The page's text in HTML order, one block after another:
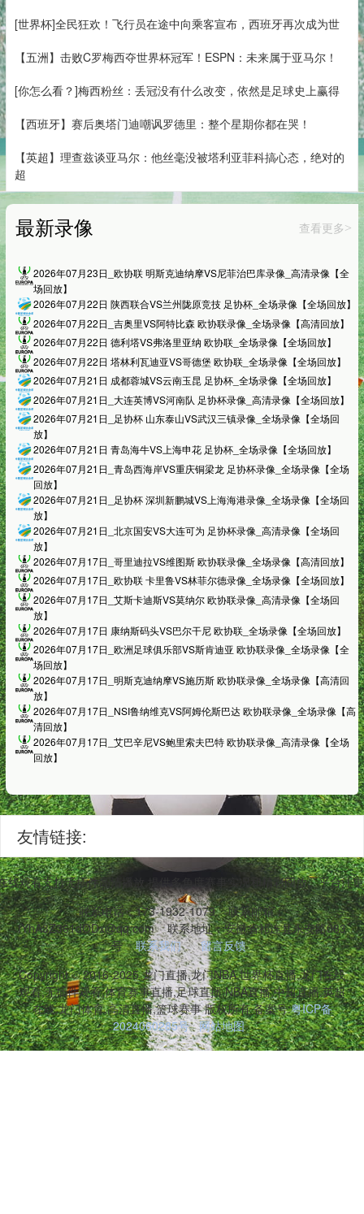
[世界杯]全民狂欢！飞行员在途中向乘客宣布，西班牙再次成为世
【五洲】击败C罗梅西夺世界杯冠军！ESPN：未来属于亚马尔！
[你怎么看？]梅西粉丝：丢冠没有什么改变，依然是足球史上赢得
【西班牙】赛后奥塔门迪嘲讽罗德里：整个星期你都在哭！
【英超】理查兹谈亚马尔：他丝毫没被塔利亚菲科搞心态，绝对的
超
最新录像 查看更多>
2026年07月23日_欧协联 明斯克迪纳摩VS尼菲治巴库录像_高清录像【全
场回放】
2026年07月22日 陕西联合VS兰州陇原竞技 足协杯_全场录像【全场回放】
2026年07月22日_吉奥里VS阿特比森 欧协联录像_全场录像【高清回放】
2026年07月22日 德利塔VS弗洛里亚纳 欧协联_全场录像【全场回放】
2026年07月22日 塔林利瓦迪亚VS哥德堡 欧协联_全场录像【全场回放】
2026年07月21日 成都蓉城VS云南玉昆 足协杯_全场录像【全场回放】
2026年07月21日_大连英博VS河南队 足协杯录像_高清录像【全场回放】
2026年07月21日_足协杯 山东泰山VS武汉三镇录像_全场录像【全场回
放】
2026年07月21日 青岛海牛VS上海申花 足协杯_全场录像【全场回放】
2026年07月21日_青岛西海岸VS重庆铜梁龙 足协杯录像_全场录像【全场
回放】
2026年07月21日_足协杯 深圳新鹏城VS上海海港录像_全场录像【全场回
放】
2026年07月21日_北京国安VS大连可为 足协杯录像_高清录像【全场回
放】
2026年07月17日_哥里迪拉VS维图斯 欧协联录像_全场录像【高清回放】
2026年07月17日_欧协联 卡里鲁VS林菲尔德录像_全场录像【全场回放】
2026年07月17日_艾斯卡迪斯VS莫纳尔 欧协联录像_高清录像【全场回
放】
2026年07月17日 康纳斯码头VS巴尔干尼 欧协联_全场录像【全场回放】
2026年07月17日_欧洲足球俱乐部VS斯肯迪亚 欧协联录像_全场录像【全
场回放】
2026年07月17日_明斯克迪纳摩VS施历斯 欧协联录像_全场录像【高清回
放】
2026年07月17日_NSI鲁纳维克VS阿姆伦斯巴达 欧协联录像_全场录像【高
清回放】
2026年07月17日_艾巴辛尼VS鲍里索夫巴特 欧协联录像_高清录像【全场
回放】
友情链接:
观看支持无插件高清播放,提供多角度赛事实况和精彩回放。平台
联系电话：173-1932-1079
联系邮箱：
fYhA3Z361dODx@qq.com
联系地址：安徽省祁连县永安路083
号
联系我们
留言反馈
Copyright © 2016-2025 龙门直播,龙门NBA,世界杯直播,龙门在线
观看,无插件观看,体育赛事直播,足球直播,NBA直播,中超直播,英超
在线,龙门体育,高清直播,篮球赛事 版权所有 备案号:粤ICP备
2024060285号 网站地图